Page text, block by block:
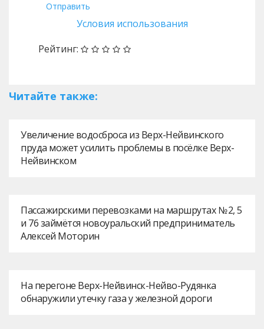
Отправить
Условия использования
Рейтинг:
Читайте также:
Увеличение водосброса из Верх-Нейвинского
пруда может усилить проблемы в посёлке Верх-
Нейвинском
Пассажирскими перевозками на маршрутах № 2, 5
и 76 займётся новоуральский предприниматель
Алексей Моторин
На перегоне Верх-Нейвинск-Нейво-Рудянка
обнаружили утечку газа у железной дороги